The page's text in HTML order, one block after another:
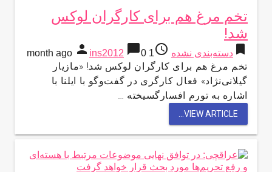
تخم مرغ هم برای کارگران لوکس
شد!
bookmark دسته‌بندی نشده access_time
1 month ago
person ins2012 chat_bubble0
تخم مرغ هم برای کارگران لوکس شد! «مازیار
گیلانی‌نژاد» فعال کارگری در گفت‌و‌گو با ایلنا با
اشاره به تورم افسارگسیخته …
VIEW ARTICLE...